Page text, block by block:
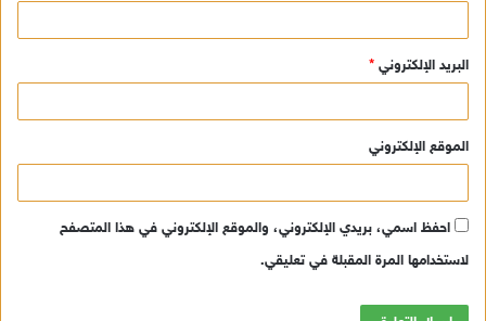
البريد الإلكتروني *
الموقع الإلكتروني
احفظ اسمي، بريدي الإلكتروني، والموقع الإلكتروني في هذا المتصفح
لاستخدامها المرة المقبلة في تعليقي.